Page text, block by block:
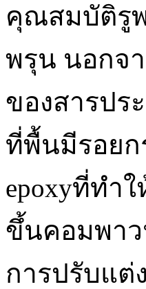
คุณสมบัติรู
พรุน นอกจ
ของสารปร
ที่พื้นมีรอย
epoxyที่ทำ
ขึ้นคอมพาว
การปรับแ